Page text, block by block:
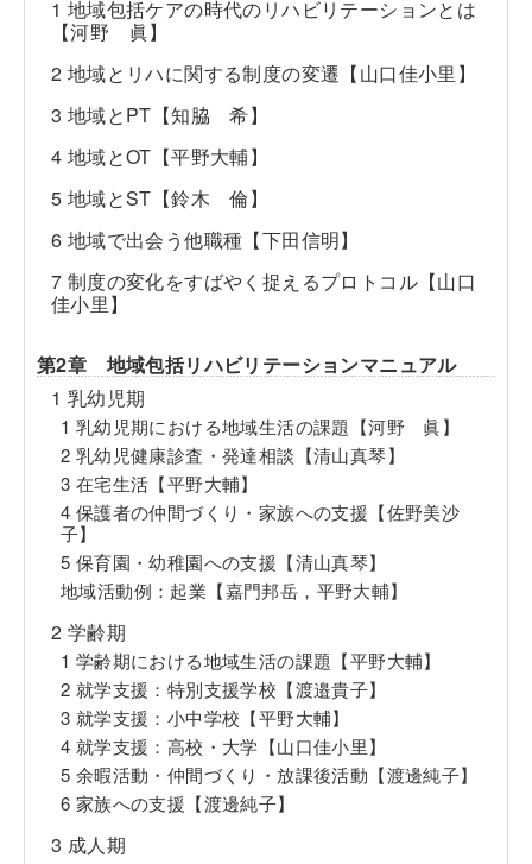
1 地域包括ケアの時代のリハビリテーションとは
【河野 眞】
2 地域とリハに関する制度の変遷【山口佳小里】
3 地域とPT【知脇 希】
4 地域とOT【平野大輔】
5 地域とST【鈴木 倫】
6 地域で出会う他職種【下田信明】
7 制度の変化をすばやく捉えるプロトコル【山口
佳小里】
第2章 地域包括リハビリテーションマニュアル
1 乳幼児期
1 乳幼児期における地域生活の課題【河野 眞】
2 乳幼児健康診査・発達相談【清山真琴】
3 在宅生活【平野大輔】
4 保護者の仲間づくり・家族への支援【佐野美沙
子】
5 保育園・幼稚園への支援【清山真琴】
地域活動例：起業【嘉門邦岳，平野大輔】
2 学齢期
1 学齢期における地域生活の課題【平野大輔】
2 就学支援：特別支援学校【渡邉貴子】
3 就学支援：小中学校【平野大輔】
4 就学支援：高校・大学【山口佳小里】
5 余暇活動・仲間づくり・放課後活動【渡邊純子】
6 家族への支援【渡邊純子】
3 成人期